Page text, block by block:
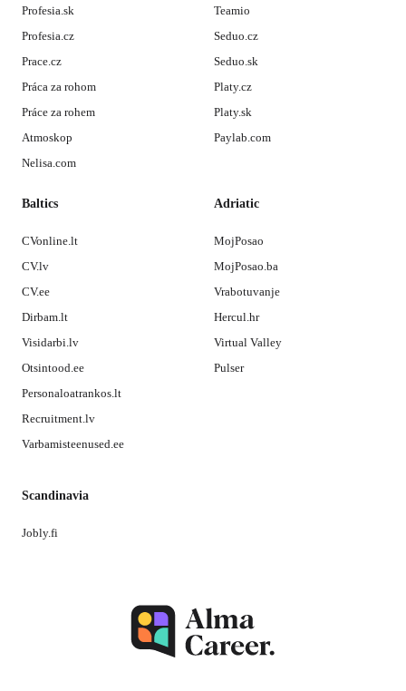
Profesia.sk
Profesia.cz
Prace.cz
Práca za rohom
Práce za rohem
Atmoskop
Nelisa.com
Teamio
Seduo.cz
Seduo.sk
Platy.cz
Platy.sk
Paylab.com
Baltics
CVonline.lt
CV.lv
CV.ee
Dirbam.lt
Visidarbi.lv
Otsintood.ee
Personaloatrankos.lt
Recruitment.lv
Varbamisteenused.ee
Adriatic
MojPosao
MojPosao.ba
Vrabotuvanje
Hercul.hr
Virtual Valley
Pulser
Scandinavia
Jobly.fi